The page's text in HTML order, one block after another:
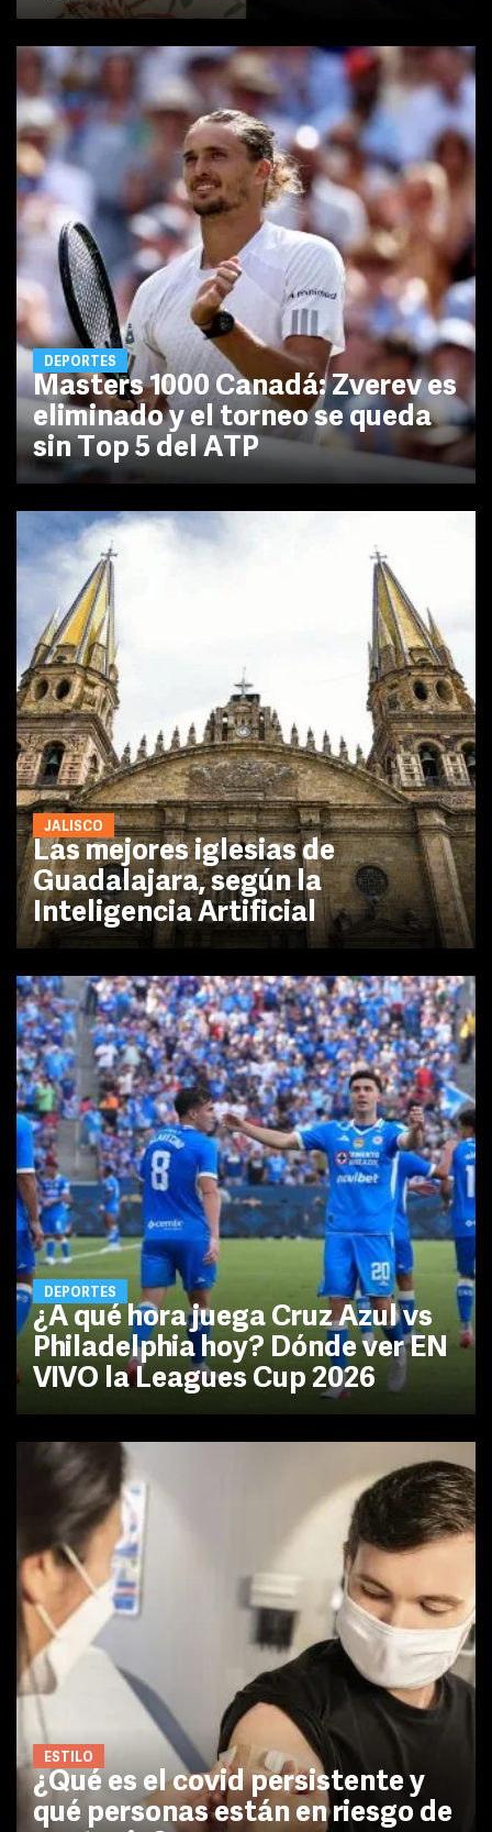
DEPORTES
Masters 1000 Canadá: Zverev es
eliminado y el torneo se queda
sin Top 5 del ATP
JALISCO
Las mejores iglesias de
Guadalajara, según la
Inteligencia Artificial
DEPORTES
¿A qué hora juega Cruz Azul vs
Philadelphia hoy? Dónde ver EN
VIVO la Leagues Cup 2026
ESTILO
¿Qué es el covid persistente y
qué personas están en riesgo de